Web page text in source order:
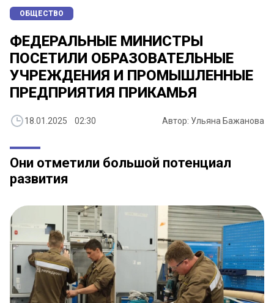
ОБЩЕСТВО
ФЕДЕРАЛЬНЫЕ МИНИСТРЫ
ПОСЕТИЛИ ОБРАЗОВАТЕЛЬНЫЕ
УЧРЕЖДЕНИЯ И ПРОМЫШЛЕННЫЕ
ПРЕДПРИЯТИЯ ПРИКАМЬЯ
18.01.2025 02:30 Автор: Ульяна Бажанова
Они отметили большой потенциал
развития